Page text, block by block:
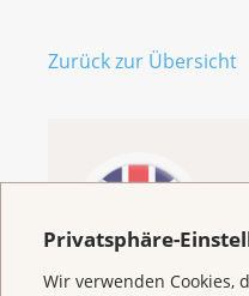
Privatsphäre-
Wir verwenden Cookies,
Zurück zur Übersicht